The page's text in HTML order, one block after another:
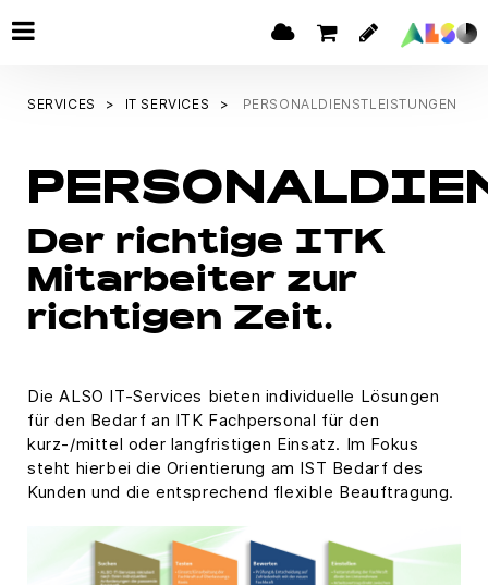
SERVICES IT SERVICES PERSONALDIENSTLEISTUNGEN
Der richtige ITK
Mitarbeiter zur
richtigen Zeit.
Die ALSO IT-Services bieten individuelle Lösungen
für den Bedarf an ITK Fachpersonal für den
kurz-/mittel oder langfristigen Einsatz. Im Fokus
steht hierbei die Orientierung am IST Bedarf des
Kunden und die entsprechend flexible Beauftragung.